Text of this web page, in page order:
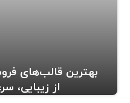
بهترین قالب‌های
از زیبایی،